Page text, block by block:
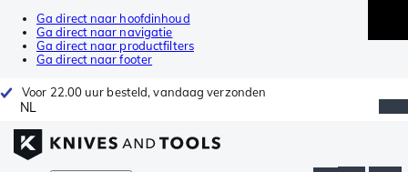
Ga direct naar hoofdinhoud
Ga direct naar navigatie
Ga direct naar productfilters
Ga direct naar footer
Voor 22.00 uur besteld, vandaag verzonden
NL